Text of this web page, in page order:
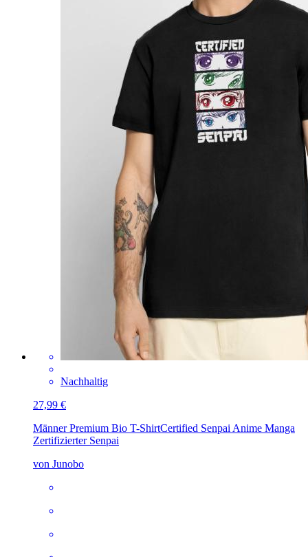
Nachhaltig
27,99 €
Männer Premium Bio T-ShirtCertified Senpai Anime Manga
Zertifizierter Senpai
von Junobo